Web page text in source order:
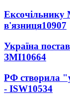
в'язниця10907
Україна
ЗМІ10664
РФ створила
- ISW10534